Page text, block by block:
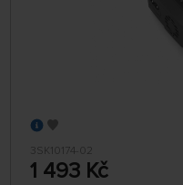
3SK10174-02
1 493 Kč